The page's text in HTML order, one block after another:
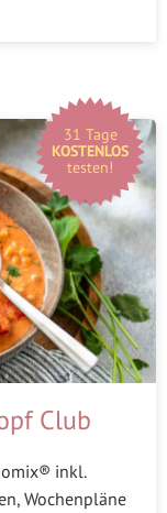
31 Tage
KOSTENLOS
testen!
Club
inkl.
Wochenpläne